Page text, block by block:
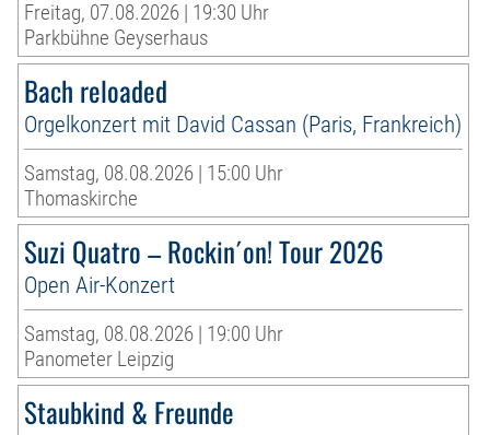
Freitag, 07.08.2026 | 19:30 Uhr
Parkbühne Geyserhaus
Bach reloaded
Orgelkonzert mit David Cassan (Paris, Frankreich)
Samstag, 08.08.2026 | 15:00 Uhr
Thomaskirche
Suzi Quatro – Rockin´on! Tour 2026
Open Air-Konzert
Samstag, 08.08.2026 | 19:00 Uhr
Panometer Leipzig
Staubkind & Freunde